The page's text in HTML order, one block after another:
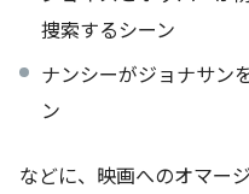
捜索するシーン
ナンシーがジョナサン
ン
などに、映画へのオマー